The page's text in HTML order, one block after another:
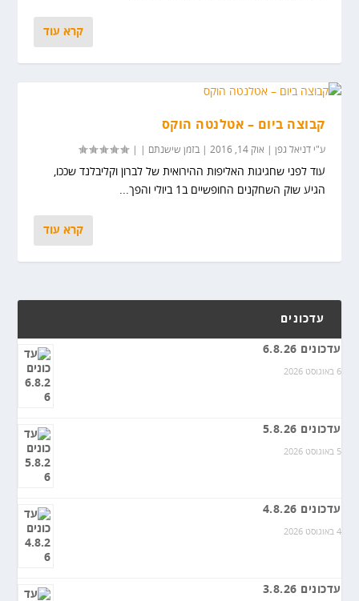
קרא עוד
קבוצה ביום – אטלנטה הוקס
ע"ידניאל גפן | אוק 14, 2016 |בזמן שישנתם |
|
עוד לפני שחגיגות האליפות ההירואית של לברון וקליבלנד שככו,
הגיע שוק השחקנים החופשיים ב1 ביולי והפך...
קרא עוד
עדכונים
עדכונים 6.8.26
6 באוגוסט 2026
עדכונים 5.8.26
5 באוגוסט 2026
עדכונים 4.8.26
4 באוגוסט 2026
עדכונים 3.8.26